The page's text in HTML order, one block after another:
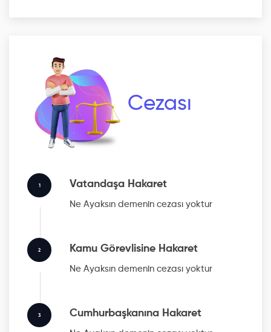
Cezası
1 Vatandaşa Hakaret
Ne Ayaksın demenin cezası yoktur
2 Kamu Görevlisine Hakaret
Ne Ayaksın demenin cezası yoktur
3 Cumhurbaşkanına Hakaret